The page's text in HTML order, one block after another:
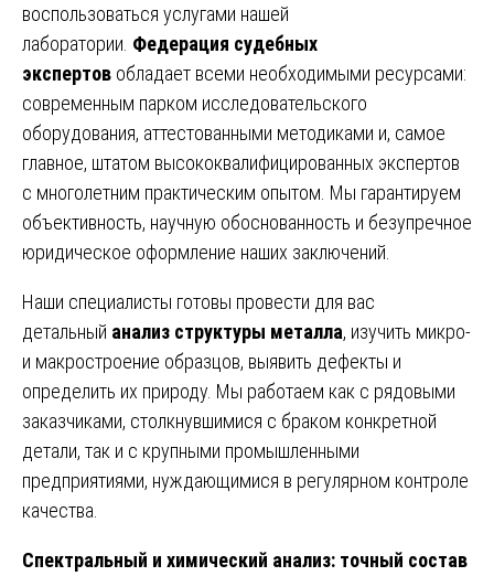
воспользоваться услугами нашей
лаборатории. Федерация судебных
экспертов обладает всеми необходимыми ресурсами:
современным парком исследовательского
оборудования, аттестованными методиками и, самое
главное, штатом высококвалифицированных экспертов
с многолетним практическим опытом. Мы гарантируем
объективность, научную обоснованность и безупречное
юридическое оформление наших заключений.
Наши специалисты готовы провести для вас
детальный анализ структуры металла, изучить микро-
и макростроение образцов, выявить дефекты и
определить их природу. Мы работаем как с рядовыми
заказчиками, столкнувшимися с браком конкретной
детали, так и с крупными промышленными
предприятиями, нуждающимися в регулярном контроле
качества.
Спектральный и химический анализ: точный состав